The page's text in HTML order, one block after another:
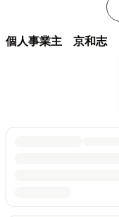
個人事業主 京和志